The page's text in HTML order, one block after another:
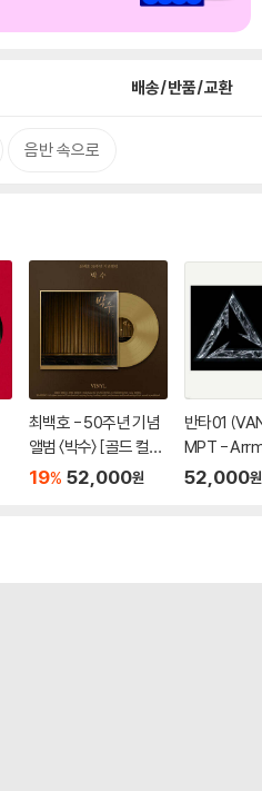
배송/반품/교환
음반 속으로
최백호 - 50주년 기념
앨범 〈박수〉 [골드 컬러
LP]
19% 52,000원
반타01
MPT -
52,000원